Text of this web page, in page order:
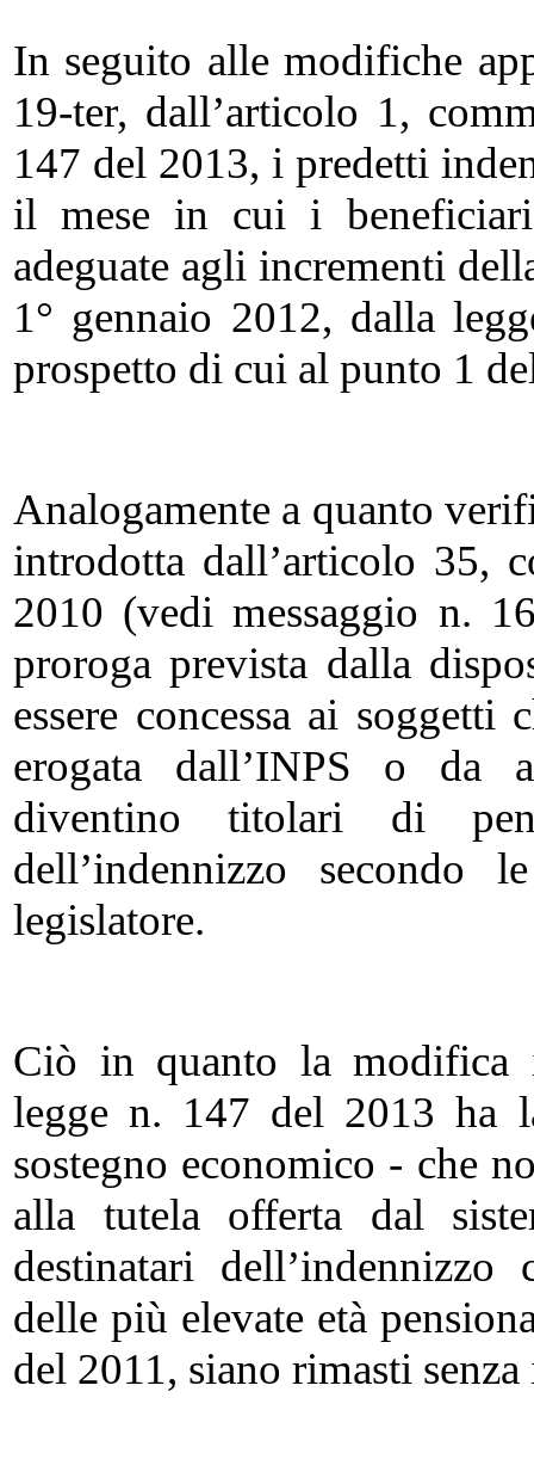
In seguito alle modifiche
19-ter, dall’articolo 1,
147 del 2013, i predetti
il mese in cui i
adeguate agli incrementi
1° gennaio 2012, dalla
prospetto di cui al punto 1
Analogamente a quanto
introdotta dall’articolo 35,
2010 (vedi messaggio n.
proroga prevista dalla
essere concessa ai
erogata dall’INPS o da
diventino titolari di
dell’indennizzo secondo
legislatore.
Ciò in quanto la modifica
legge n. 147 del 2013 ha
sostegno economico - che
alla tutela offerta dal
destinatari
delle più elevate età
del 2011, siano rimasti